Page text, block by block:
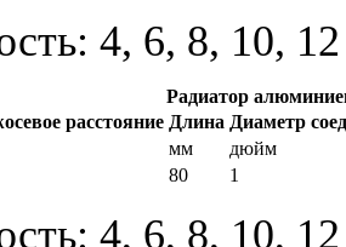
4, 6, 8, 10,
Радиатор
расстояние Длина Диаметр
мм
дюйм
80 1
4, 6, 8, 10,